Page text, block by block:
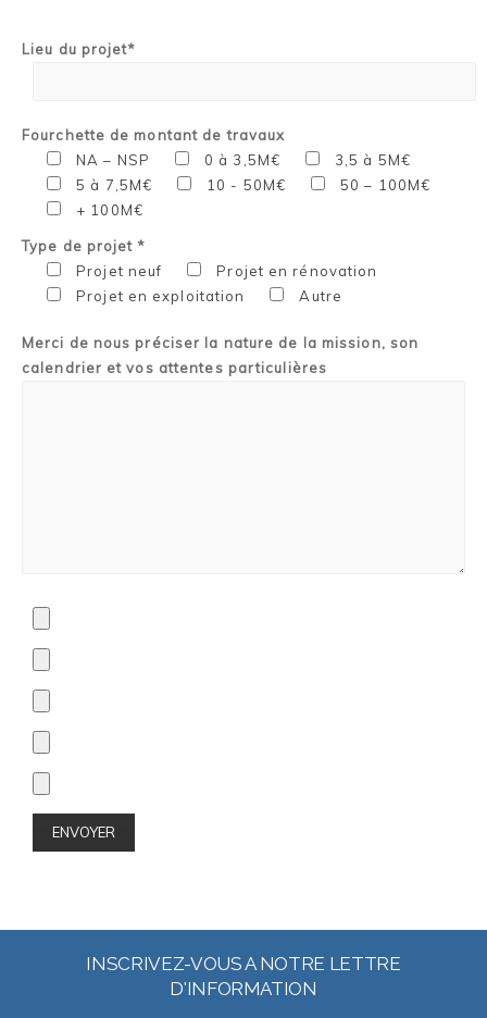
Lieu du projet*
Fourchette de montant de travaux
NA – NSP
0 à 3,5M€
3,5 à 5M€
5 à 7,5M€
10 - 50M€
50 – 100M€
+ 100M€
Type de projet *
Projet neuf
Projet en rénovation
Projet en exploitation
Autre
Merci de nous préciser la nature de la mission, son
calendrier et vos attentes particulières
INSCRIVEZ-VOUS A NOTRE LETTRE
D'INFORMATION